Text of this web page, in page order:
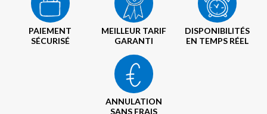
PAIEMENT
SÉCURISÉ
MEILLEUR TARIF
GARANTI
DISPONIBILITÉS
EN TEMPS RÉEL
ANNULATION
SANS FRAIS